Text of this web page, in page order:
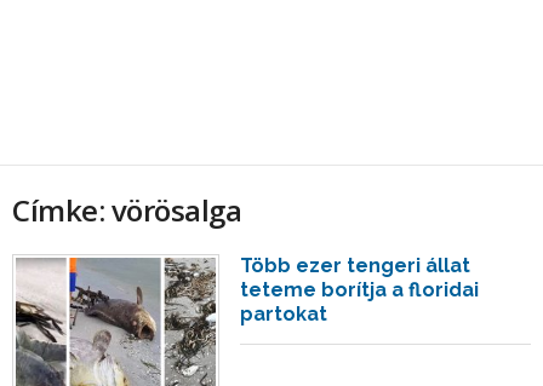
Címke: vörösalga
Több ezer tengeri állat
teteme borítja a floridai
partokat